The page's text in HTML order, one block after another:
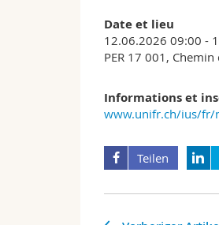
Date et lieu
12.06.2026 09:00 -
PER 17 001,
Informations et
www.unifr.ch/ius/fr/
Teilen